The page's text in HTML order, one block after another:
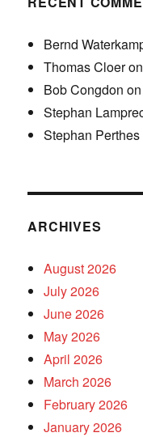
Bernd
Thomas Cloer
Bob Congdon
Stephan
Stephan Perthes
ARCHIVES
August 2026
July 2026
June 2026
May 2026
April 2026
March 2026
February 2026
January 2026